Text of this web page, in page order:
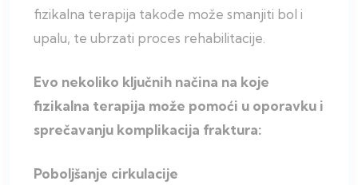
fizikalna terapija takođe može smanjiti bol i
upalu, te ubrzati proces rehabilitacije.
Evo nekoliko ključnih načina na koje
fizikalna terapija može pomoći u oporavku i
sprečavanju komplikacija fraktura:
Poboljšanje cirkulacije